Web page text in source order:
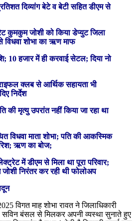
दिव्यांग बेटे व बेटी सहित डीएम से
कुमकुम जोशी को किया डेप्युट जिला
विधवा शोभा का ऋण माफ
10 हजार में ही करवाई सेटल; दिया नो
क्लब से आर्थिक सहायता भी
निर्देश
की मृत्यु उपरांत नहीं किया जा रहा था
विधवा माता शोभा; पति की आकस्मिक
ऋण का बोज;
में डीएम से मिला था पूरा परिवार;
निरंतर कर रही थी फोलोअप
विगत माह शोभा रावत ने जिलाधिकारी
सविन बंसल से मिलकर अपनी व्यस्था सुनाते हुए